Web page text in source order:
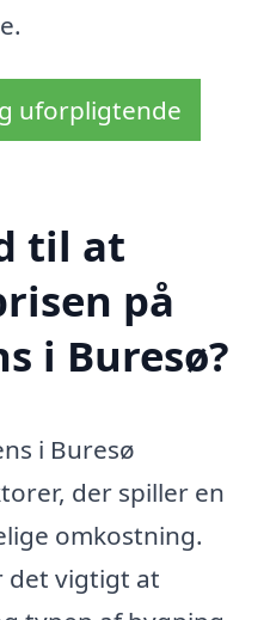
uforpligtende
til at
på
i Buresø?
i Buresø
der spiller en
omkostning.
det vigtigt at